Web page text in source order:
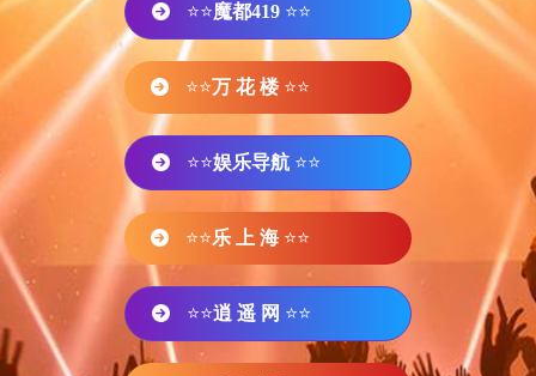
⭐⭐魔都419 ⭐⭐
⭐⭐万 花 楼 ⭐⭐
⭐⭐娱乐导航 ⭐⭐
⭐⭐乐 上 海 ⭐⭐
⭐⭐逍 遥 网 ⭐⭐